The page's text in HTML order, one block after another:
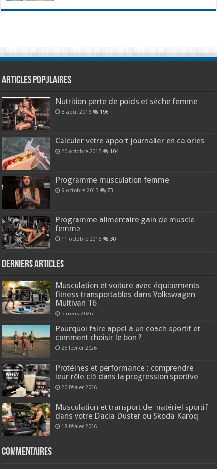
Articles populaires
Nutrition perte de poids et sèche femme
8 août 2016 196
Calculer votre apport journalier en calories
20 octobre 2015 104
Programme musculation femme
9 octobre 2015 73
Programme alimentaire gain de muscle
femme
11 octobre 2015 30
Derniers articles
Musculation et voiture avec équipements
fitness transportables dans Volkswagen
Multivan T6
5 mars 2026
Pourquoi faire appel à un coach sportif et
comment choisir le bon ?
25 février 2026
Protéines et performance : comprendre
leur rôle clé dans la progression sportive
20 février 2026
Musculation et transport de matériel sportif
dans votre Dacia Duster ou Skoda Karoq
18 février 2026
Commentaires